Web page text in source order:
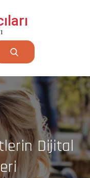
Dijital